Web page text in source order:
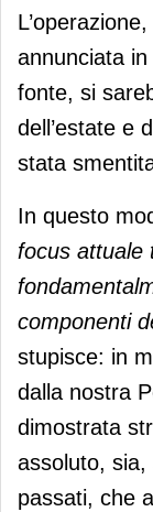
annunciata
fonte, si
dell’estate e
stata
In questo
focus attuale
componenti
stupisce: in
dalla nostra
dimostrata
assoluto,
passati, che